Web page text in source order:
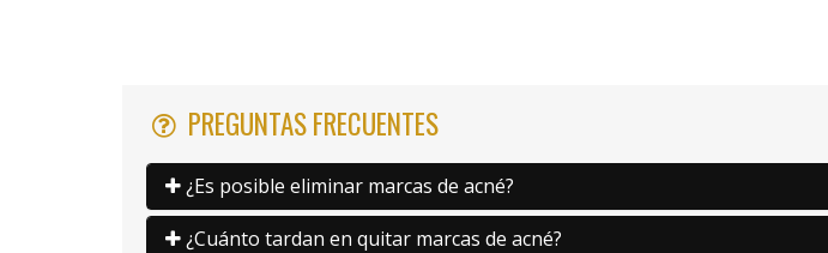
PREGUNTAS FRECUENTES
¿Es posible eliminar marcas de acné?
¿Cuánto tardan en quitar marcas de acné?